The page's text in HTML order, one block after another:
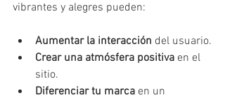
vibrantes y alegres pueden:
Aumentar la interacción del usuario.
Crear una atmósfera positiva en el
sitio.
Diferenciar tu marca en un